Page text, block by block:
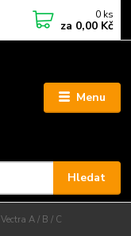
Menu
Hledat
0 ks
za 0,00 Kč
Vectra A / B / C